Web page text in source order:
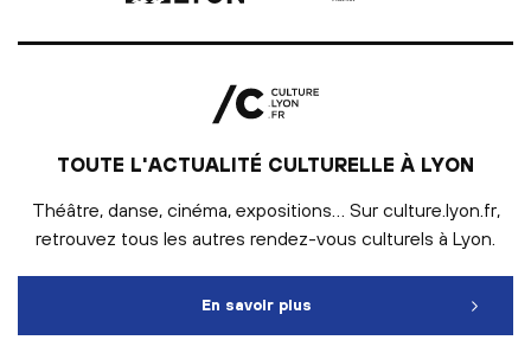
TOUTE L'ACTUALITÉ CULTURELLE À LYON
Théâtre, danse, cinéma, expositions… Sur culture.lyon.fr,
retrouvez tous les autres rendez-vous culturels à Lyon.
En savoir plus Toute l'actualité culturelle